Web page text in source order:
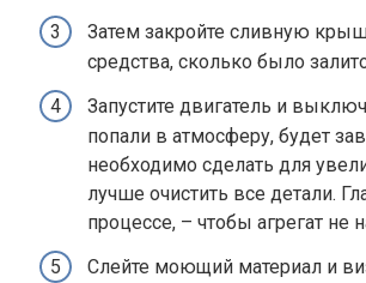
Затем закройте сливную
средства, сколько было
Запустите двигатель и
попали в атмосферу, будет
необходимо сделать для
лучше очистить все детали.
процессе, – чтобы агрегат не
Слейте моющий материал и